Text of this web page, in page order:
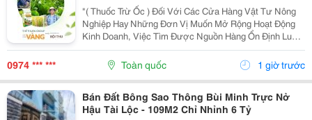
"( Thuốc Trừ Ốc ) Đối Với Các Cửa Hàng Vật Tư Nông
Nghiệp Hay Những Đơn Vị Muốn Mở Rộng Hoạt Động
Kinh Doanh, Việc Tìm Được Nguồn Hàng Ổn Định Luôn
Là Yếu Tố Quan Trọng Hàng Đầu. Không Chỉ Ảnh Hưởng
Đến Giá Nhập, Nguồn Cung Mà Còn Quyết Định Khả
Năng...
0974 *** *** Toàn quốc 1 giờ trước
Bán Đất Bông Sao Thông Bùi Minh Trực Nở
Hậu Tài Lộc - 109M2 Chỉ Nhỉnh 6 Tỷ